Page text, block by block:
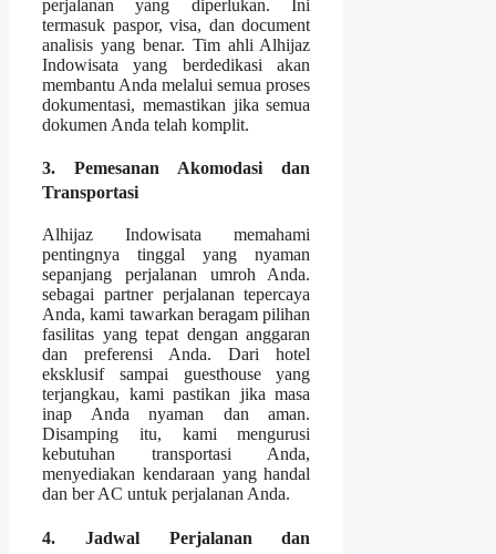
perjalanan yang diperlukan. Ini
termasuk paspor, visa, dan document
analisis yang benar. Tim ahli Alhijaz
Indowisata yang berdedikasi akan
membantu Anda melalui semua proses
dokumentasi, memastikan jika semua
dokumen Anda telah komplit.
3. Pemesanan Akomodasi dan
Transportasi
Alhijaz Indowisata memahami
pentingnya tinggal yang nyaman
sepanjang perjalanan umroh Anda.
sebagai partner perjalanan tepercaya
Anda, kami tawarkan beragam pilihan
fasilitas yang tepat dengan anggaran
dan preferensi Anda. Dari hotel
eksklusif sampai guesthouse yang
terjangkau, kami pastikan jika masa
inap Anda nyaman dan aman.
Disamping itu, kami mengurusi
kebutuhan transportasi Anda,
menyediakan kendaraan yang handal
dan ber AC untuk perjalanan Anda.
4. Jadwal Perjalanan dan